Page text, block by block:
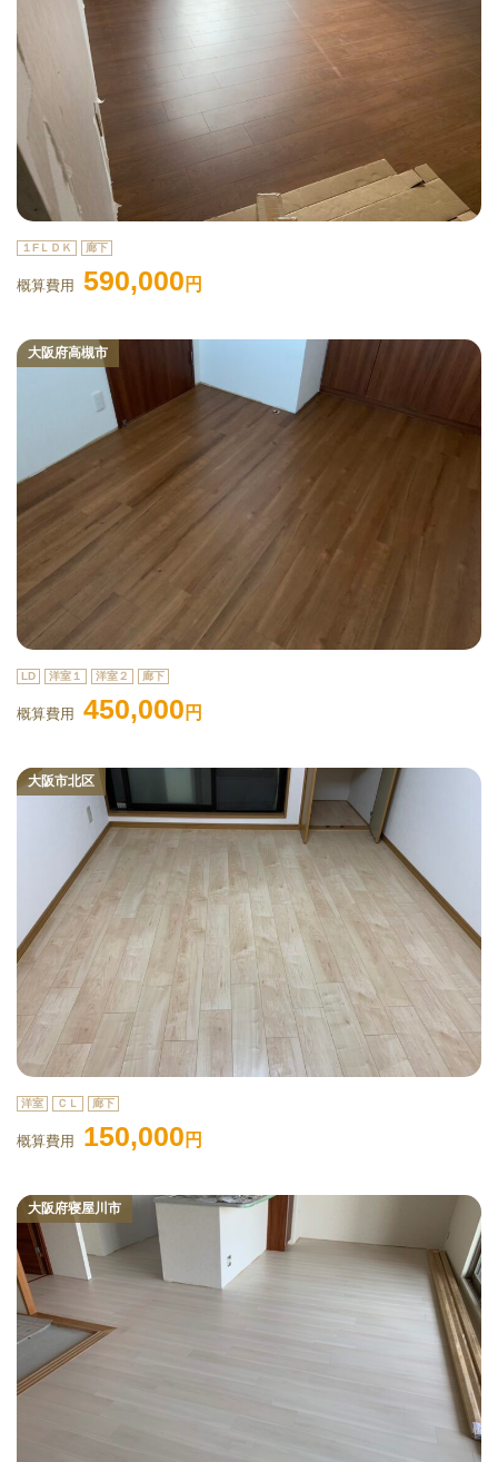
１FＬＤＫ 廊下
概算費用 590,000 円
大阪府高槻市
LD 洋室１ 洋室２ 廊下
概算費用 450,000 円
大阪市北区
洋室 ＣＬ 廊下
概算費用 150,000 円
大阪府寝屋川市